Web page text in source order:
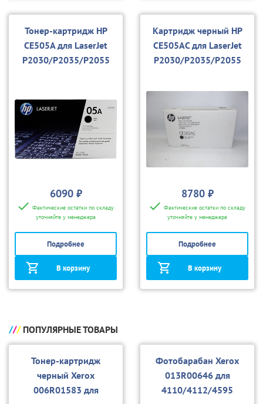
Тонер-картридж HP
CE505A для LaserJet
P2030/P2035/P2055
6090 ₽
Фактические остатки по складу
уточняйте у менеджера
Подробнее
В корзину
Картридж черный HP
CE505AC для LaserJet
P2030/P2035/P2055
8780 ₽
Фактические остатки по складу
уточняйте у менеджера
Подробнее
В корзину
ПОПУЛЯРНЫЕ ТОВАРЫ
Тонер-картридж
черный Xerox
006R01583 для
Фотобарабан Xerox
013R00646 для
4110/4112/4595